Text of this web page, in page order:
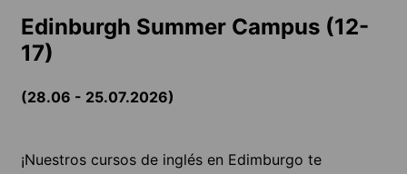
Edinburgh Summer Campus (12-
17)
(28.06 - 25.07.2026)
¡Nuestros cursos de inglés en Edimburgo te